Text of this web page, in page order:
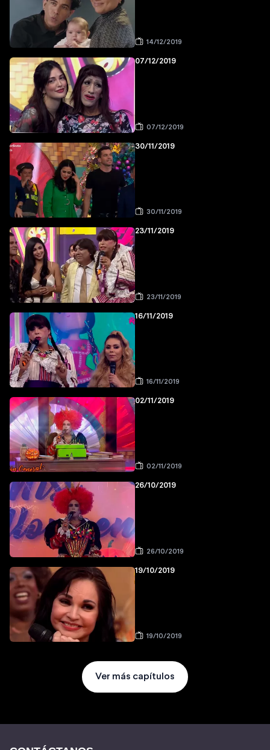
14/12/2019
07/12/2019
07/12/2019
30/11/2019
30/11/2019
23/11/2019
23/11/2019
16/11/2019
16/11/2019
02/11/2019
02/11/2019
26/10/2019
26/10/2019
19/10/2019
19/10/2019
Ver más capítulos